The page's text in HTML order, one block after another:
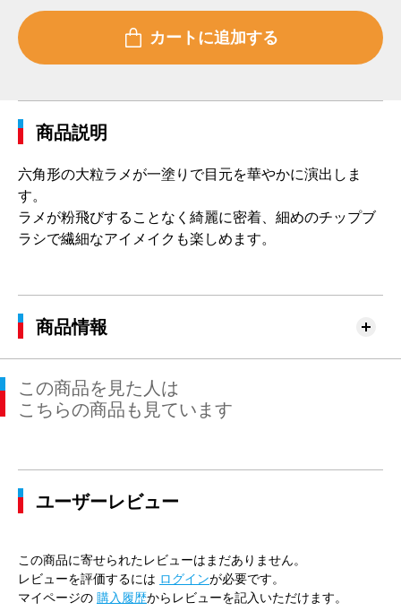
商品説明
六角形の大粒ラメが一塗りで目元を華やかに演出しま
す。
ラメが粉飛びすることなく綺麗に密着、細めのチップブ
ラシで繊細なアイメイクも楽しめます。
商品情報
この商品を見た人は
こちらの商品も見ています
ユーザーレビュー
この商品に寄せられたレビューはまだありません。
レビューを評価するには ログインが必要です。
マイページの 購入履歴からレビューを記入いただけます。